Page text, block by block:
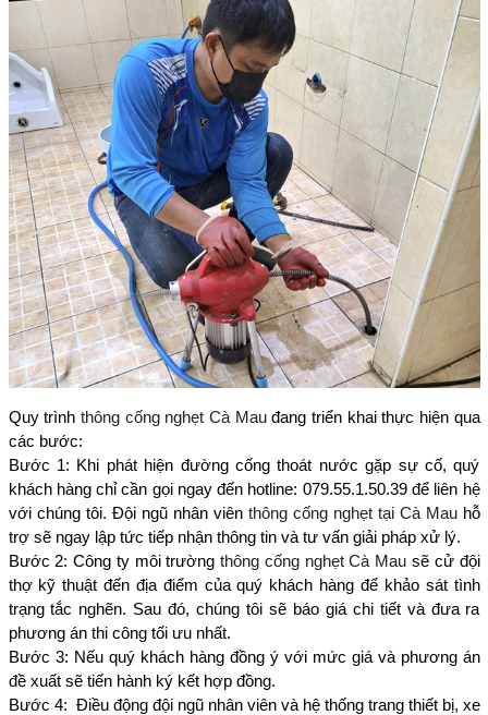
Quy trình thông cống nghẹt Cà Mauđang triển khai thực hiện qua
các bước:
Bước 1: Khi phát hiện đường cống thoát nước gặp sự cố, quý
khách hàng chỉ cần gọi ngay đến hotline: 079.55.1.50.39 để liên hệ
với chúng tôi. Đội ngũ nhân viên thông cống nghẹt tại Cà Mauhỗ
trợ sẽ ngay lập tức tiếp nhận thông tin và tư vấn giải pháp xử lý.
Bước 2: Công ty môi trườngthông cống nghẹt Cà Mau sẽ cử đội
thợ kỹ thuật đến địa điểm của quý khách hàng để khảo sát tình
trạng tắc nghẽn. Sau đó, chúng tôi sẽ báo giá chi tiết và đưa ra
phương án thi công tối ưu nhất.
Bước 3: Nếu quý khách hàng đồng ý với mức giá và phương án
đề xuất sẽ tiến hành ký kết hợp đồng.
Bước 4: Điều động đội ngũ nhân viên và hệ thống trang thiết bị, xe